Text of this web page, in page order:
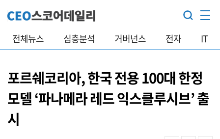
전체뉴스 심층분석 거버넌스 전자 IT
포르쉐코리아, 한국 전용 100대 한정
모델 ‘파나메라 레드 익스클루시브’ 출
시